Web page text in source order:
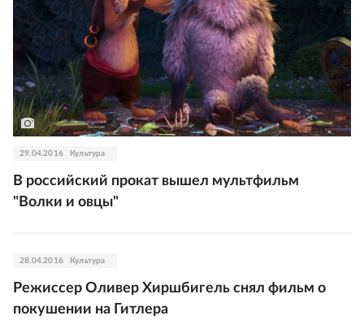
29.04.2016 Культура
В российский прокат вышел мультфильм
"Волки и овцы"
28.04.2016 Культура
Режиссер Оливер Хиршбигель снял фильм о
покушении на Гитлера